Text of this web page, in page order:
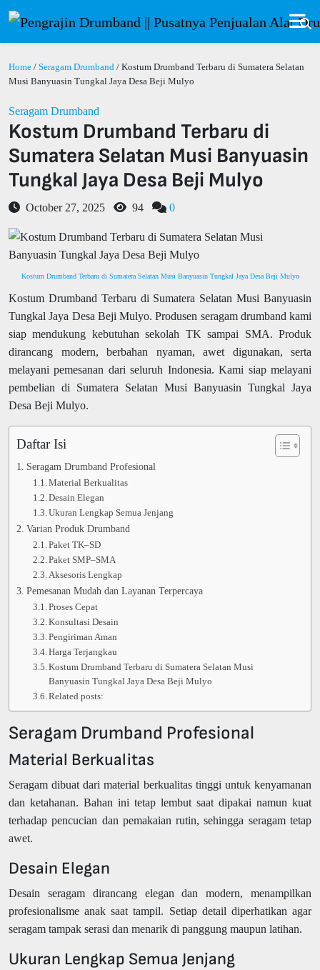
Home / Seragam Drumband / Kostum Drumband Terbaru di Sumatera Selatan
Musi Banyuasin Tungkal Jaya Desa Beji Mulyo
Seragam Drumband
Kostum Drumband Terbaru di
Sumatera Selatan Musi Banyuasin
Tungkal Jaya Desa Beji Mulyo
October 27, 2025 94 0
Kostum Drumband Terbaru di Sumatera Selatan Musi Banyuasin Tungkal Jaya Desa Beji Mulyo
Kostum Drumband Terbaru di Sumatera Selatan Musi Banyuasin
Tungkal Jaya Desa Beji Mulyo. Produsen seragam drumband kami
siap mendukung kebutuhan sekolah TK sampai SMA. Produk
dirancang modern, berbahan nyaman, awet digunakan, serta
melayani pemesanan dari seluruh Indonesia. Kami siap melayani
pembelian di Sumatera Selatan Musi Banyuasin Tungkal Jaya
Desa Beji Mulyo.
Daftar Isi
Seragam Drumband Profesional
Material Berkualitas
Desain Elegan
Ukuran Lengkap Semua Jenjang
Varian Produk Drumband
Paket TK–SD
Paket SMP–SMA
Aksesoris Lengkap
Pemesanan Mudah dan Layanan Terpercaya
Proses Cepat
Konsultasi Desain
Pengiriman Aman
Harga Terjangkau
Kostum Drumband Terbaru di Sumatera Selatan Musi
Banyuasin Tungkal Jaya Desa Beji Mulyo
Related posts:
Seragam Drumband Profesional
Material Berkualitas
Seragam dibuat dari material berkualitas tinggi untuk kenyamanan
dan ketahanan. Bahan ini tetap lembut saat dipakai namun kuat
terhadap pencucian dan pemakaian rutin, sehingga seragam tetap
awet.
Desain Elegan
Desain seragam dirancang elegan dan modern, menampilkan
profesionalisme anak saat tampil. Setiap detail diperhatikan agar
seragam tampak serasi dan menarik di panggung maupun latihan.
Ukuran Lengkap Semua Jenjang